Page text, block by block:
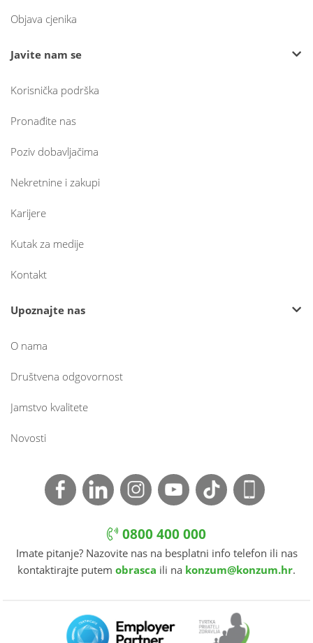
Objava cjenika
Javite nam se
Korisnička podrška
Pronađite nas
Poziv dobavljačima
Nekretnine i zakupi
Karijere
Kutak za medije
Kontakt
Upoznajte nas
O nama
Društvena odgovornost
Jamstvo kvalitete
Novosti
0800 400 000
Imate pitanje? Nazovite nas na besplatni info telefon ili nas
kontaktirajte putem obrasca ili na konzum@konzum.hr.